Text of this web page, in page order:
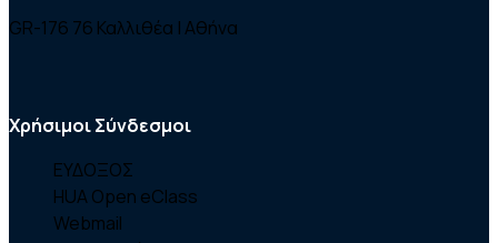
GR-176 76 Καλλιθέα | Αθήνα
Χρήσιμοι Σύνδεσμοι
ΕΥΔΟΞΟΣ
HUA Open eClass
Webmail